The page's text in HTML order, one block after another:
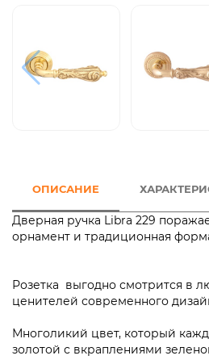
ОПИСАНИЕ
Дверная ручка Libra 229
орнамент и традиционная
Розетка выгодно смотрится в
ценителей современного
Многоликий цвет, который
золотой с вкраплениями